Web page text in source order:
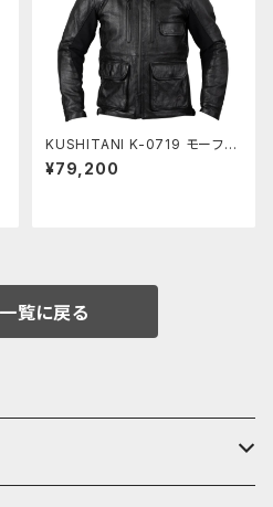
KUSHITANI K-0719 モーフィ
ングジャケット
¥79,200
覧に戻る